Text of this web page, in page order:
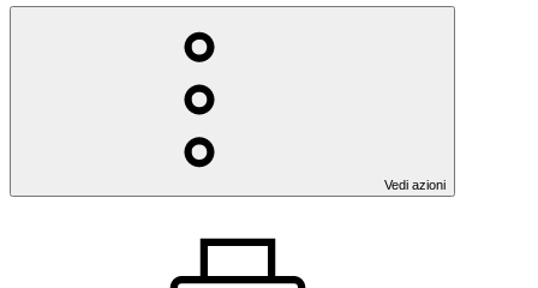
Vedi azioni